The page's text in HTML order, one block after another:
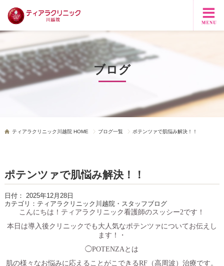
ブログ
ティアラクリニック川越院 HOME ブログ一覧 ポテンツァで肌悩み解決！！
ポテンツァで肌悩み解決！！
日付： 2025年12月28日
カテゴリ： ティアラクリニック川越院・スタッフブログ
こんにちは！ティアラクリニック看護師のスッシー2です！
本日は導入後クリニックでも大人気なポテンツァについてお伝えし
ます！・
◯POTENZAとは
肌の様々なお悩みに応えることがこできるRF （高周波）治療です。